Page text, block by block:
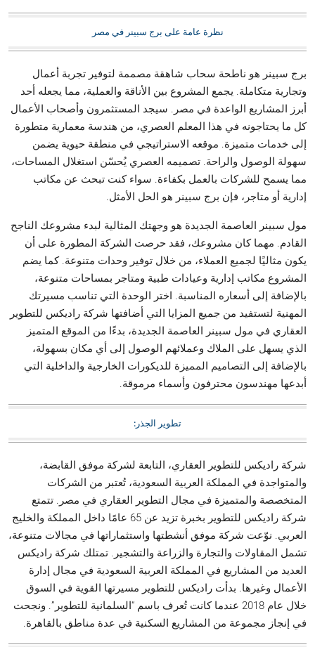
نظرة عامة على برج سبينر في مصر
برج سبينر هو ناطحة سحاب شاهقة مصممة لتوفير تجربة أعمال
وتجارية متكاملة. يجمع المشروع بين الأناقة والعملية، مما يجعله أحد
أبرز المشاريع الواعدة في مصر. سيجد المستثمرون وأصحاب الأعمال
كل ما يحتاجونه في هذا المعلم العصري، من هندسة معمارية متطورة
إلى خدمات متميزة. موقعه الاستراتيجي في منطقة حيوية يضمن
سهولة الوصول والراحة. تصميمه العصري يُحسّن استغلال المساحات،
مما يسمح للشركات بالعمل بكفاءة. سواء كنت تبحث عن مكاتب
إدارية أو متاجر، فإن برج سبينر هو الحل الأمثل.
مول سبينر العاصمة الجديدة هو وجهتك المثالية لبدء مشروعك الناجح
القادم. مهما كان مشروعك، فقد حرصت الشركة المطورة على أن
يكون مثاليًا لجميع العملاء، من خلال توفير وحدات متنوعة. كما يضم
المشروع مكاتب إدارية وعيادات طبية ومتاجر بمساحات متنوعة،
بالإضافة إلى أسعاره المناسبة. اختر الوحدة التي تناسب مسيرتك
المهنية لتستفيد من جميع المزايا التي أضافتها شركة راديكس للتطوير
العقاري في مول سبينر العاصمة الجديدة، بدءًا من الموقع المتميز
الذي يسهل على الملاك وعملائهم الوصول إلى أي مكان بسهولة،
بالإضافة إلى التصاميم المميزة للديكورات الخارجية والداخلية التي
أبدعها مهندسون محترفون وأسماء مرموقة.
تطوير الجذر:
شركة راديكس للتطوير العقاري، التابعة لشركة موفق القابضة،
والمتواجدة في المملكة العربية السعودية، تُعتبر من الشركات
المتخصصة والمتميزة في مجال التطوير العقاري في مصر. تتمتع
شركة راديكس للتطوير بخبرة تزيد عن 65 عامًا داخل المملكة والخليج
العربي. نوّعت شركة موفق أنشطتها واستثماراتها في مجالات متنوعة،
تشمل المقاولات والتجارة والزراعة والتشجير. تمتلك شركة راديكس
العديد من المشاريع في المملكة العربية السعودية في مجال إدارة
الأعمال وغيرها. بدأت راديكس للتطوير مسيرتها القوية في السوق
خلال عام 2018 عندما كانت تُعرف باسم “السلمانية للتطوير”. ونجحت
في إنجاز مجموعة من المشاريع السكنية في عدة مناطق بالقاهرة.